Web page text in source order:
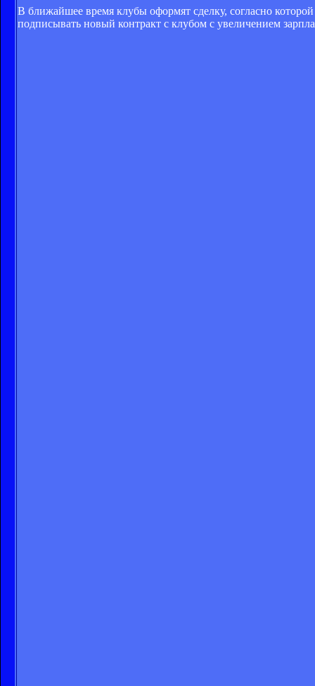
В ближайшее время клубы оформят сделку, согласно
подписывать новый контракт с клубом с увеличением